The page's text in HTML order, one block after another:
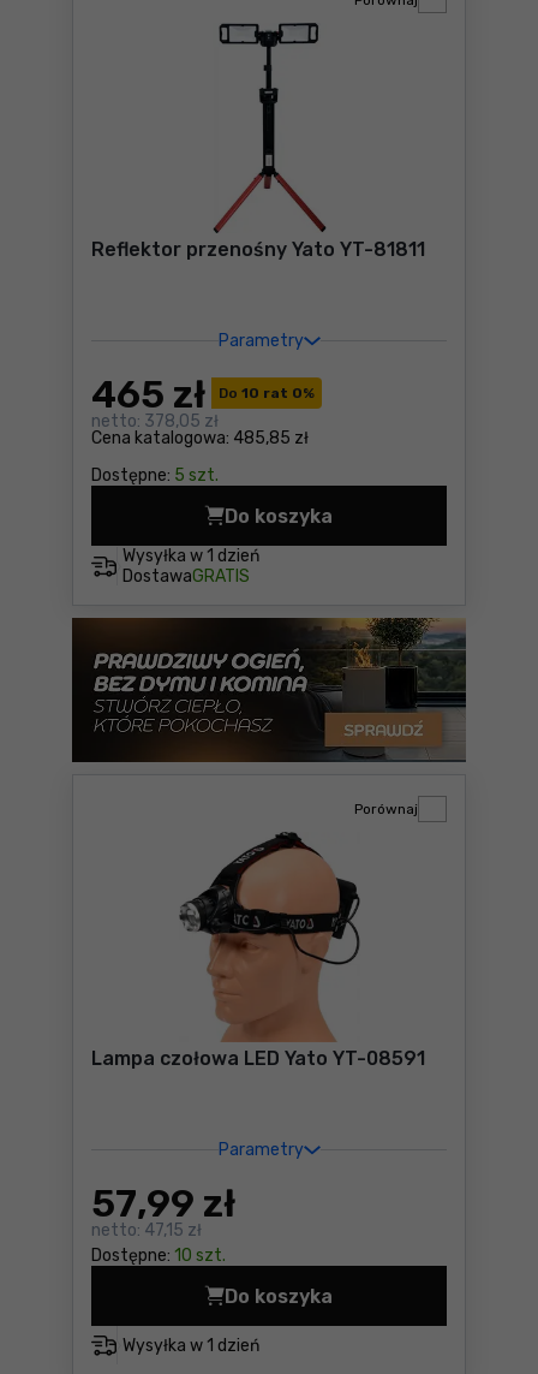
Reflektor przenośny Yato YT-81811
Parametry
Do 10 rat 0%
Cena katalogowa: 485,85 zł
465 zł
netto: 378,05 zł
Dostępne: 5 szt.
Wysyłka w 1 dzień
DostawaGRATIS
Do koszyka
Reflektor przenośny Yato
Lampa czołowa LED Yato YT-08591
Parametry
57,99 zł
netto: 47,15 zł
Dostępne: 10 szt.
Porównaj
Wysyłka w 1 dzień
Do koszyka
Lampa czołowa LED Yato